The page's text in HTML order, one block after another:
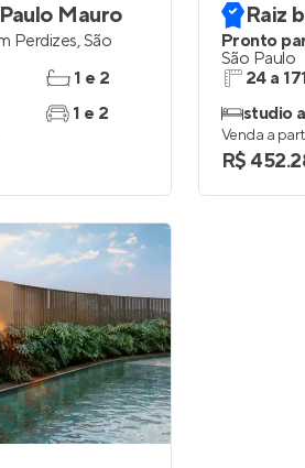
Mauro
Perdizes,São
1 e 2
1 e 2
Raiz
Pronto
São Paulo
24 a
studio
Venda a
R$